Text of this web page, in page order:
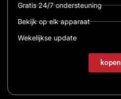
Gratis 24/7 ondersteuning
Bekijk op elk apparaat
Wekelijkse update
kopen